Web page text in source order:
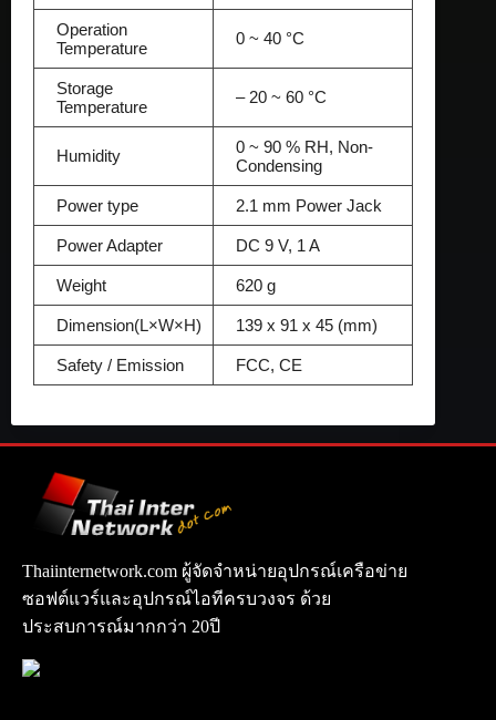
Operation
Temperature
0 ~ 40 °C
Storage
Temperature
– 20 ~ 60 °C
Humidity
0 ~ 90 % RH, Non-
Condensing
Power type 2.1 mm Power Jack
Power Adapter DC 9 V, 1 A
Weight 620 g
Dimension(L×W×H) 139 x 91 x 45 (mm)
Safety / Emission FCC, CE
Thaiinternetwork.com ผู้จัดจำหน่ายอุปกรณ์เครือข่าย
ซอฟต์แวร์และอุปกรณ์ไอทีครบวงจร ด้วย
ประสบการณ์มากกว่า 20ปี